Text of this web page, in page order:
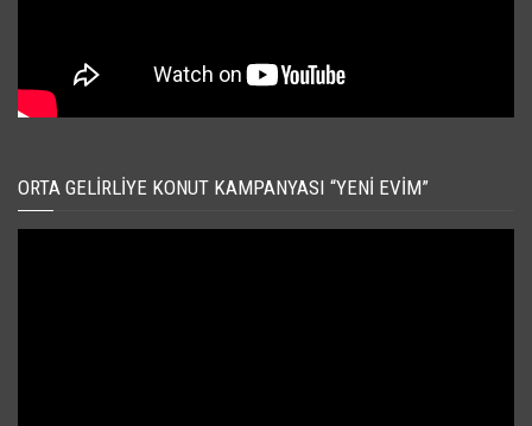
ORTA GELIRLIYE KONUT KAMPANYASI “YENI EVIM”